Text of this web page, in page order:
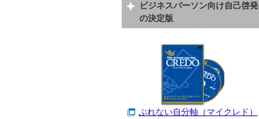
ビジネスパーソン向け自己啓発
の決定版
ぶれない自分軸（マイクレド）